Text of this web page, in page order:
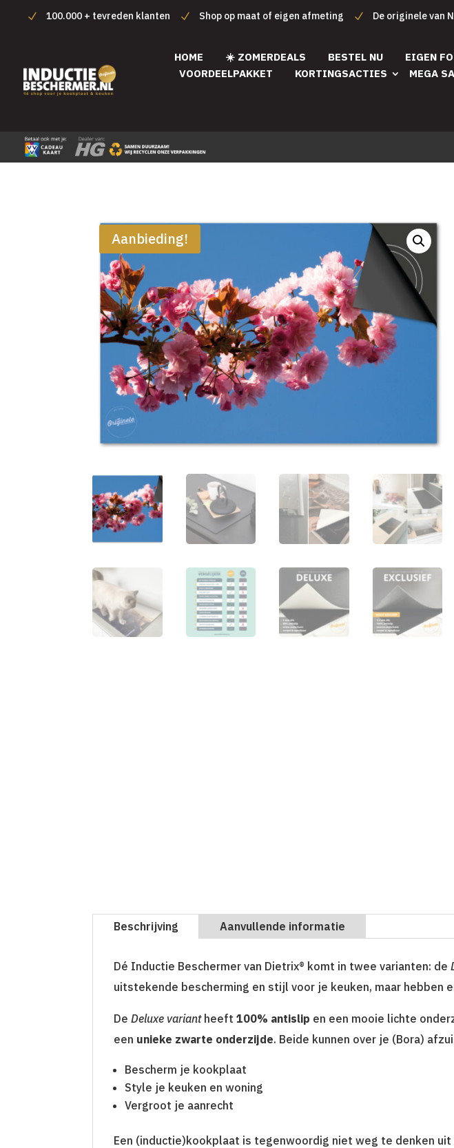
100.000 + tevreden klanten Shop op maat of eigen afmeting De originele van
HOME ☀️ ZOMERDEALS BESTEL NU EIGEN
VOORDEELPAKKET
KORTINGSACTIES MEGA
Aanbieding!
Beschrijving Aanvullende informatie
Dé Inductie Beschermer van Dietrix® komt in twee varianten: de
uitstekende bescherming en stijl voor je keuken, maar hebben
DeDeluxe variantheeft100% antislip en een mooie lichte
een unieke zwarte onderzijde. Beide kunnen over je (Bora)
Bescherm je kookplaat
Style je keuken en woning
Vergroot je aanrecht
Een (inductie)kookplaat is tegenwoordig niet weg te denken